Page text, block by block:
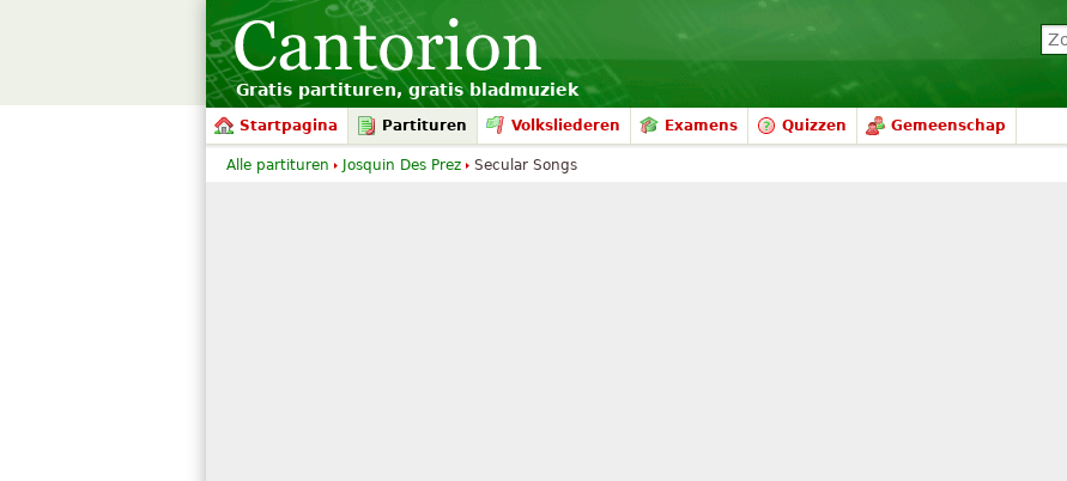
Gratis partituren, gratis bladmuziek
Startpagina Partituren Volksliederen Examens Quizzen Gemeenschap
Alle partituren Josquin Des Prez Secular Songs